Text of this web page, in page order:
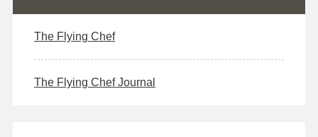
The Flying Chef
The Flying Chef Journal